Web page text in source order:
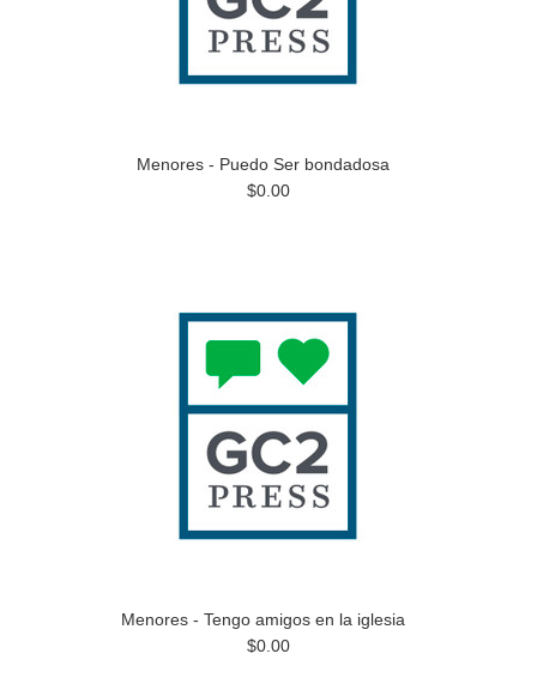
Menores - Puedo Ser bondadosa
$0.00
Menores - Tengo amigos en la iglesia
$0.00